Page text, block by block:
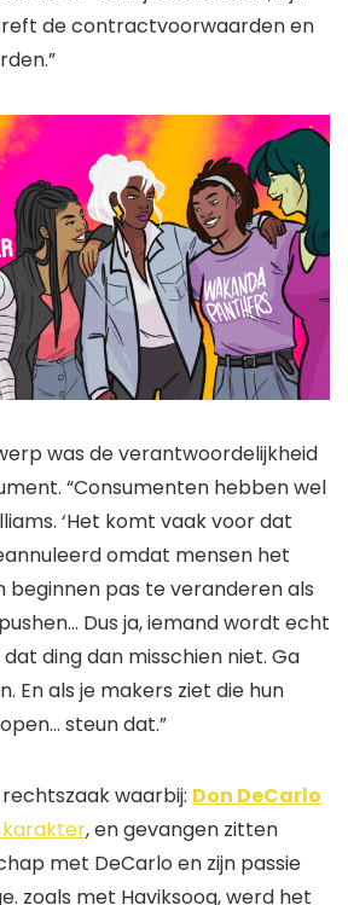
de contractvoorwaarden en
was de verantwoordelijkheid
“Consumenten hebben wel
‘Het komt vaak voor dat
omdat mensen het
beginnen pas te veranderen als
Dus ja, iemand wordt echt
ding dan misschien niet. Ga
En als je makers ziet die hun
steun dat.”
waarbij: Don DeCarlo
karakter, en gevangen zitten
met DeCarlo en zijn passie
zoals met Haviksoog, werd het